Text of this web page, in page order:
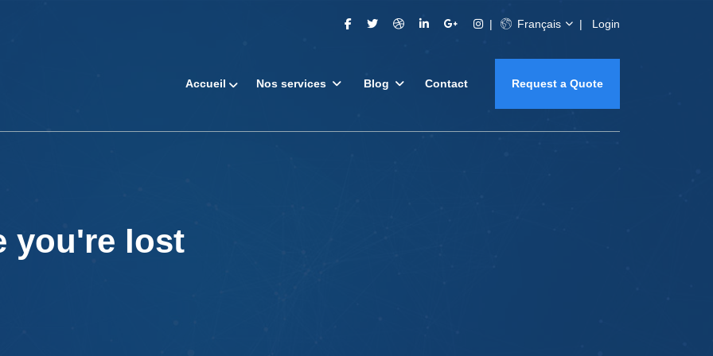
Français Login
Accueil Nos services Blog Contact Request a Quote
you're lost